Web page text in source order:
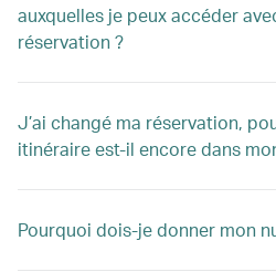
auxquelles je peux accéder
réservation ?
J’ai changé ma réservation,
itinéraire est-il encore dans
Pourquoi dois-je donner mon